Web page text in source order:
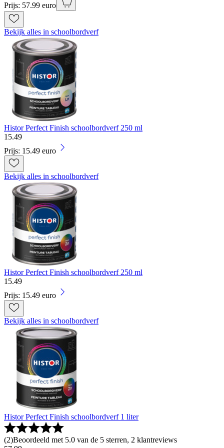
Prijs: 57.99 euro
Bekijk alles in schoolbordverf
Histor Perfect Finish schoolbordverf 250 ml
15.49
Prijs: 15.49 euro
Bekijk alles in schoolbordverf
Histor Perfect Finish schoolbordverf 250 ml
15.49
Prijs: 15.49 euro
Bekijk alles in schoolbordverf
Histor Perfect Finish schoolbordverf 1 liter
(2)Beoordeeld met 5.0 van de 5 sterren, 2 klantreviews